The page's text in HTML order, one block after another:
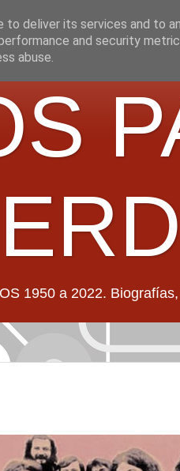
1950 a 2022.
deliver its services and to
and security
abuse.